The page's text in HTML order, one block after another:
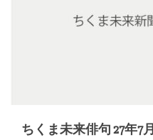
ちくま未来俳句 27年7月